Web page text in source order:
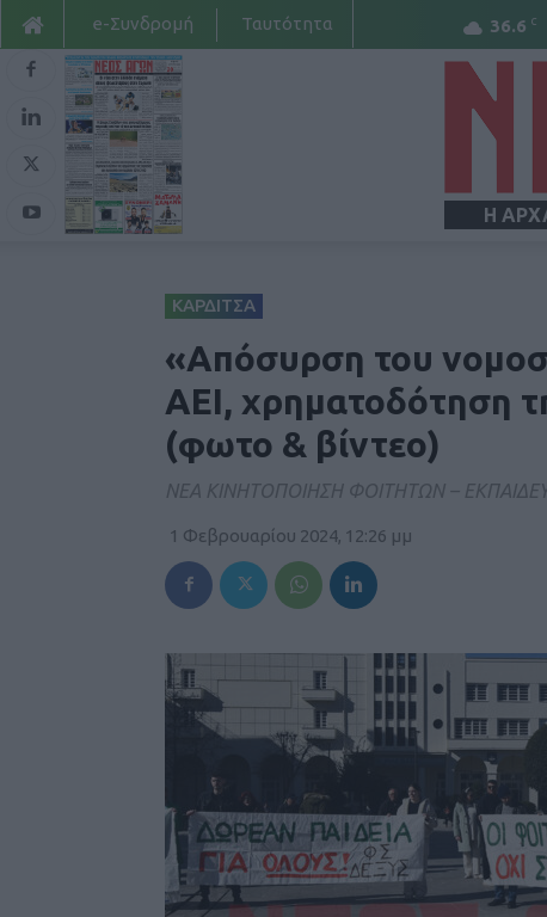
36.6 C
e-Συνδρομή Ταυτότητα
Η
ΚΑΡΔΙΤΣΑ
«Απόσυρση του
ΑΕΙ, χρηματοδότηση
(φωτο & βίντεο)
ΝΕΑ ΚΙΝΗΤΟΠΟΙΗΣΗ ΦΟΙΤΗΤΩΝ –
1 Φεβρουαρίου 2024, 12:26 μμ